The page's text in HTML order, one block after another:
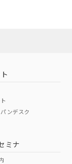
ージへ
ださい
ンデスク
ミナ